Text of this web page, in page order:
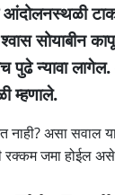
सोयाबीन
न्यावा
म्हणाले.
असा सवाल
रक्कम जमा होईल